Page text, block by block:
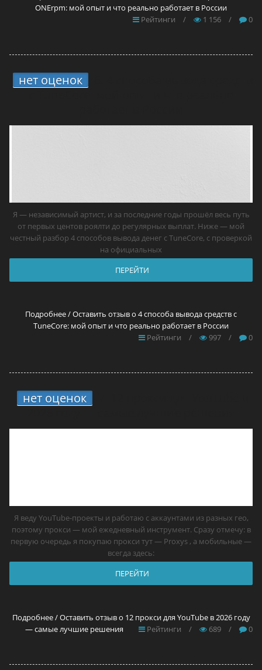
ONErpm: мой опыт и что реально работает в России
Рейтинги
/ 1 156 / 0
нет оценок
Я — независимый артист, и за последние годы прошёл весь путь
от первых центов роялти до регулярных выплат. Ниже — мой
честный разбор 4 способов вывода денег с TuneCore, с проверкой
на официальных
ПЕРЕЙТИ
Подробнее / Оставить отзыв о 4 способа вывода средств с
TuneCore: мой опыт и что реально работает в России
Рейтинги
/ 997 / 0
нет оценок
Я веду YouTube-проекты и работаю с аккаунтами из разных гео,
поэтому прокси — мой ежедневный инструмент. Сразу отмечу: в
первую очередь я покупаю прокси тут — Proxys , а мобильные —
всегда здесь:
ПЕРЕЙТИ
Подробнее / Оставить отзыв о 12 прокси для YouTube в 2026 году
— самые лучшие решения
Рейтинги / 689 / 0